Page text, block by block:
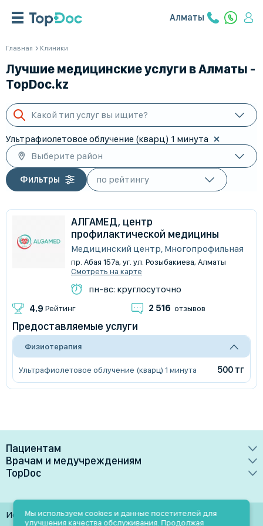
Алматы
Главная Клиники
Лучшие медицинские услуги в Алматы -
TopDoc.kz
Какой тип услуг вы ищите?
Ультрафиолетовое облучение (кварц) 1 минута
Выберите район
Фильтры
АЛГАМЕД, центр
профилактической медицины
Медицинский центр, Многопрофильная
пр. Абая 157а, уг. ул. Розыбакиева, Алматы
Смотреть на карте
пн-вс: круглосуточно
4.9 Рейтинг 2 516 отзывов
Предоставляемые услуги
Физиотерапия
Ультрафиолетовое облучение (кварц) 1 минута 500 тг
Пациентам
Врачи
Клиники
Лаборатории
Врачам и медучреждениям
Преимущества
Медучреждениям
TopDoc
Контакты
Использование материалов разрешено только при
Мы используем cookies и данные посетителей для
улучшения качества обслуживания. Продолжая